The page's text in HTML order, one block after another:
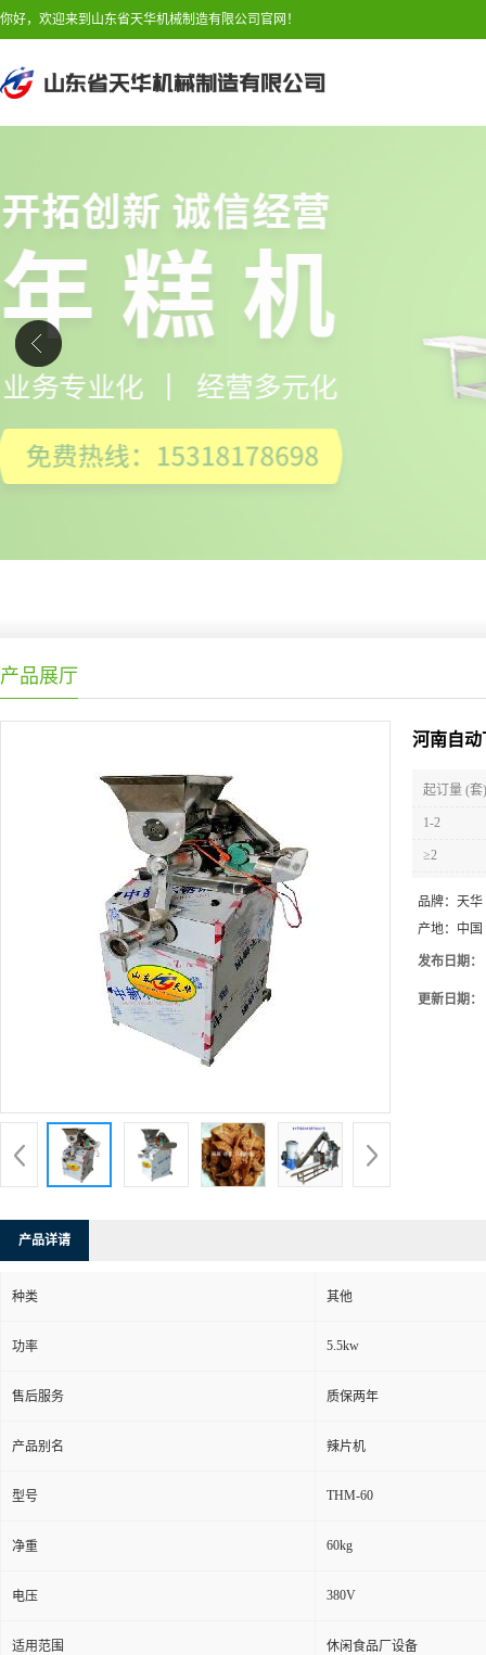
你好，欢迎来到山东省天华机械制造有限公司官网！
产品展厅
河南自动
起订量 (套)
1-2
≥2
品牌： 天华
产地： 中国
发布日期：
更新日期：
产品详请
种类 其他
功率 5.5kw
售后服务 质保两年
产品别名 辣片机
型号 THM-60
净重 60kg
电压 380V
适用范围 休闲食品厂设备